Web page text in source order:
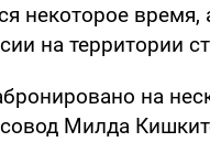
некоторое
на территории
на
Милда